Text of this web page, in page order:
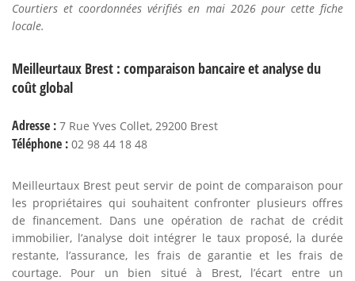
Courtiers et coordonnées vérifiés en mai 2026 pour cette fiche
locale.
Meilleurtaux Brest : comparaison bancaire et analyse du
coût global
Adresse : 7 Rue Yves Collet, 29200 Brest
Téléphone : 02 98 44 18 48
Meilleurtaux Brest peut servir de point de comparaison pour
les propriétaires qui souhaitent confronter plusieurs offres
de financement. Dans une opération de rachat de crédit
immobilier, l’analyse doit intégrer le taux proposé, la durée
restante, l’assurance, les frais de garantie et les frais de
courtage. Pour un bien situé à Brest, l’écart entre un